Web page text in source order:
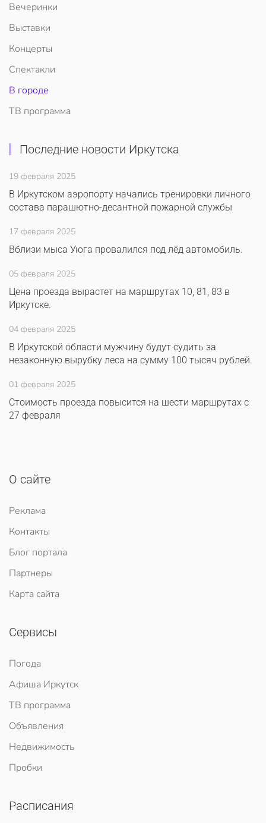
Вечеринки
Выставки
Концерты
Спектакли
В городе
ТВ программа
Последние новости Иркутска
19 февраля 2025
В Иркутском аэропорту начались тренировки личного
состава парашютно-десантной пожарной службы
17 февраля 2025
Вблизи мыса Уюга провалился под лёд автомобиль.
05 февраля 2025
Цена проезда вырастет на маршрутах 10, 81, 83 в
Иркутске.
04 февраля 2025
В Иркутской области мужчину будут судить за
незаконную вырубку леса на сумму 100 тысяч рублей.
01 февраля 2025
Стоимость проезда повысится на шести маршрутах с
27 февраля
О сайте
Реклама
Контакты
Блог портала
Партнеры
Карта сайта
Сервисы
Погода
Афиша Иркутск
ТВ программа
Объявления
Недвижимость
Пробки
Расписания